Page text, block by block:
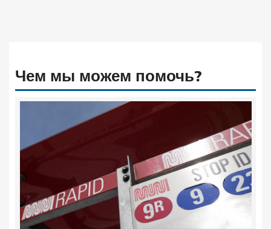
Чем мы можем помочь?